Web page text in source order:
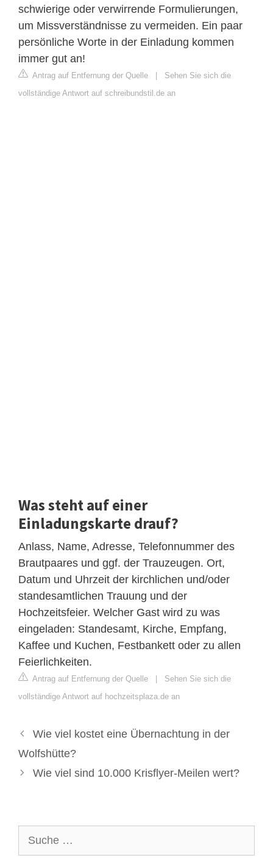
schwierige oder verwirrende Formulierungen,
um Missverständnisse zu vermeiden. Ein paar
persönliche Worte in der Einladung kommen
immer gut an!
Antrag auf Entfernung der Quelle | Sehen Sie sich die
vollständige Antwort auf schreibundstil.de an
Was steht auf einer
Einladungskarte drauf?
Anlass, Name, Adresse, Telefonnummer des
Brautpaares und ggf. der Trauzeugen. Ort,
Datum und Uhrzeit der kirchlichen und/oder
standesamtlichen Trauung und der
Hochzeitsfeier. Welcher Gast wird zu was
eingeladen: Standesamt, Kirche, Empfang,
Kaffee und Kuchen, Festbankett oder zu allen
Feierlichkeiten.
Antrag auf Entfernung der Quelle | Sehen Sie sich die
vollständige Antwort auf hochzeitsplaza.de an
Wie viel kostet eine Übernachtung in der
Wolfshütte?
Wie viel sind 10.000 Krisflyer-Meilen wert?
nach: